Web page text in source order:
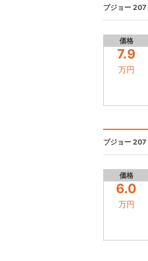
プジョー 207
価格
7.9
万円
プジョー 207
価格
6.0
万円